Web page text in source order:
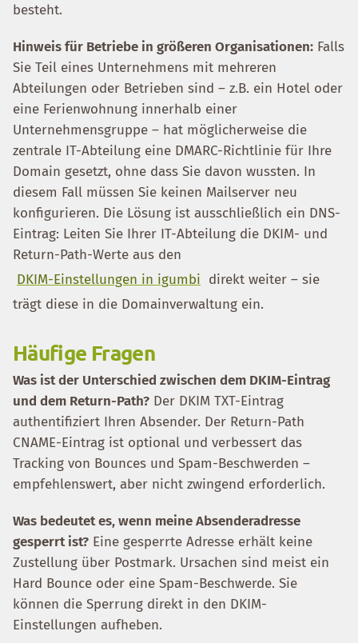
besteht.
Hinweis für Betriebe in größeren Organisationen: Falls
Sie Teil eines Unternehmens mit mehreren
Abteilungen oder Betrieben sind – z.B. ein Hotel oder
eine Ferienwohnung innerhalb einer
Unternehmensgruppe – hat möglicherweise die
zentrale IT-Abteilung eine DMARC-Richtlinie für Ihre
Domain gesetzt, ohne dass Sie davon wussten. In
diesem Fall müssen Sie keinen Mailserver neu
konfigurieren. Die Lösung ist ausschließlich ein DNS-
Eintrag: Leiten Sie Ihrer IT-Abteilung die DKIM- und
Return-Path-Werte aus den
DKIM-Einstellungen in igumbi direkt weiter – sie
trägt diese in die Domainverwaltung ein.
Häufige Fragen
Was ist der Unterschied zwischen dem DKIM-Eintrag
und dem Return-Path? Der DKIM TXT-Eintrag
authentifiziert Ihren Absender. Der Return-Path
CNAME-Eintrag ist optional und verbessert das
Tracking von Bounces und Spam-Beschwerden –
empfehlenswert, aber nicht zwingend erforderlich.
Was bedeutet es, wenn meine Absenderadresse
gesperrt ist? Eine gesperrte Adresse erhält keine
Zustellung über Postmark. Ursachen sind meist ein
Hard Bounce oder eine Spam-Beschwerde. Sie
können die Sperrung direkt in den DKIM-
Einstellungen aufheben.